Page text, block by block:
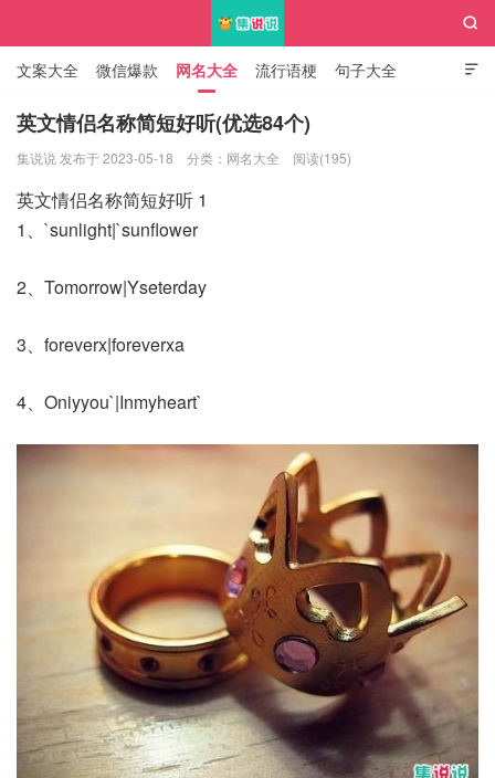

文案大全 微信爆款 网名大全 流行语梗 句子大全
知识大全

英文情侣名称简短好听(优选84个)
集说说 发布于 2023-05-18 分类： 网名大全 阅读(195)
英文情侣名称简短好听 1
1、`sunlight|`sunflower
2、Tomorrow|Yseterday
3、foreverx|foreverxa
4、Oniyyou`|Inmyheart`